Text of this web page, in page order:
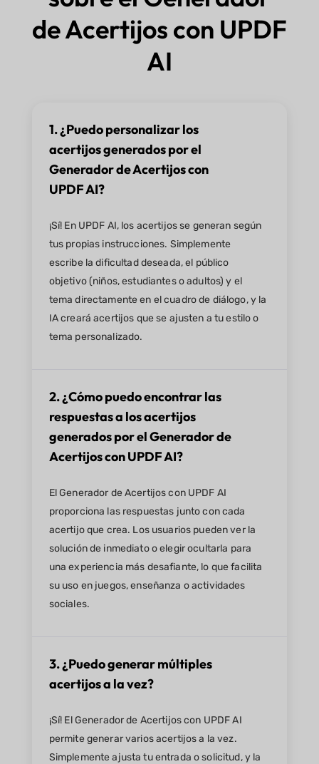
de Acertijos con UPDF
AI
1. ¿Puedo personalizar los
acertijos generados por el
Generador de Acertijos con
UPDF AI?
¡Sí! En UPDF AI, los acertijos se generan según
tus propias instrucciones. Simplemente
escribe la dificultad deseada, el público
objetivo (niños, estudiantes o adultos) y el
tema directamente en el cuadro de diálogo, y la
IA creará acertijos que se ajusten a tu estilo o
tema personalizado.
2. ¿Cómo puedo encontrar las
respuestas a los acertijos
generados por el Generador de
Acertijos con UPDF AI?
El Generador de Acertijos con UPDF AI
proporciona las respuestas junto con cada
acertijo que crea. Los usuarios pueden ver la
solución de inmediato o elegir ocultarla para
una experiencia más desafiante, lo que facilita
su uso en juegos, enseñanza o actividades
sociales.
3. ¿Puedo generar múltiples
acertijos a la vez?
¡Sí! El Generador de Acertijos con UPDF AI
permite generar varios acertijos a la vez.
Simplemente ajusta tu entrada o solicitud, y la